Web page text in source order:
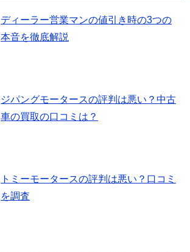
ディーラー営業マンの値引き時の3つの
本音を徹底解説
ジパングモータースの評判は悪い？中古
車の買取の口コミは？
トミーモータースの評判は悪い？口コミ
を調査